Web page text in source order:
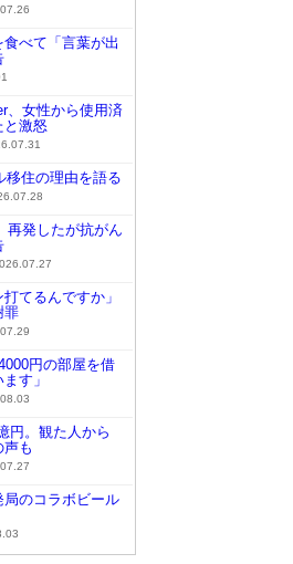
べて「言葉が出
、女性から使用済
と激怒
移住の理由を語る
再発したが抗がん
てるんですか」
罪
円の部屋を借
す」
円。観た人から
声も
のコラボビール